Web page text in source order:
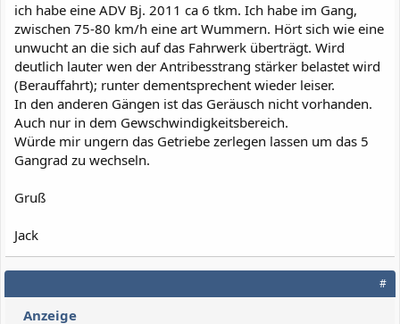
ich habe eine ADV Bj. 2011 ca 6 tkm. Ich habe im Gang,
zwischen 75-80 km/h eine art Wummern. Hört sich wie eine
unwucht an die sich auf das Fahrwerk überträgt. Wird
deutlich lauter wen der Antribesstrang stärker belastet wird
(Berauffahrt); runter dementsprechent wieder leiser.
In den anderen Gängen ist das Geräusch nicht vorhanden.
Auch nur in dem Gewschwindigkeitsbereich.
Würde mir ungern das Getriebe zerlegen lassen um das 5
Gangrad zu wechseln.
Gruß
Jack
#
Anzeige